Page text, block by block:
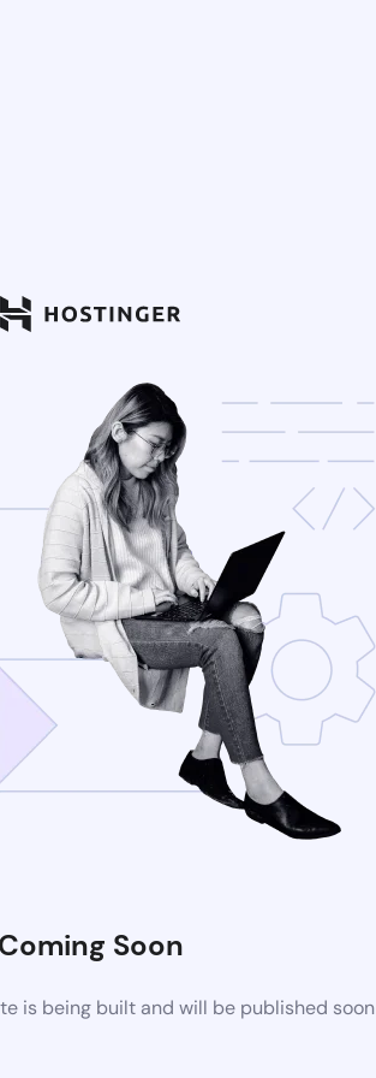
Coming Soon
is being built and will be published soon